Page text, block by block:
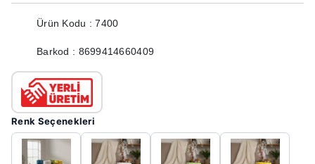
Ürün Kodu : 7400
Barkod : 8699414660409
Renk Seçenekleri